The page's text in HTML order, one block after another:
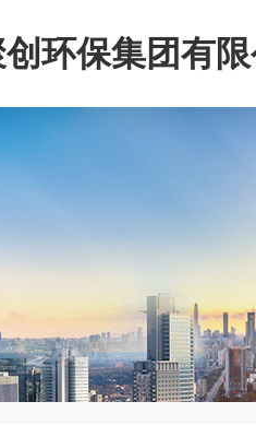
环保集团有